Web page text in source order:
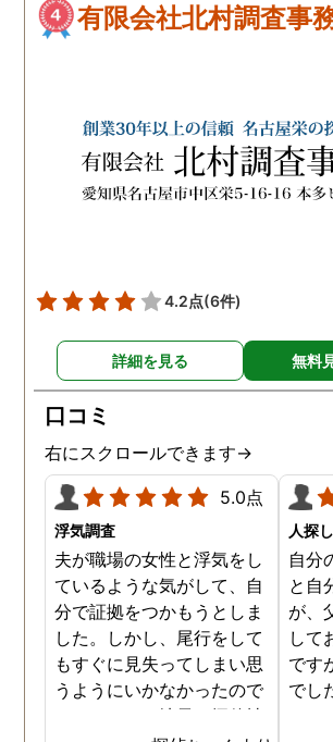
のが
証拠
らは
だき
そう
すす
有限会社北村調査事
4.2点(6件)
詳細を見る 無料
口コミ
右にスクロールできます→
5.0点
浮気調査
夫が職場の女性と浮気をし
ているような気がして、自
分で証拠をつかもうとしま
した。しかし、尾行をして
もすぐに見失ってしまい思
うようにいかなかったので
す。それで、地元の探偵社
人探し
自分
と自
が、
して
です
でし
ー